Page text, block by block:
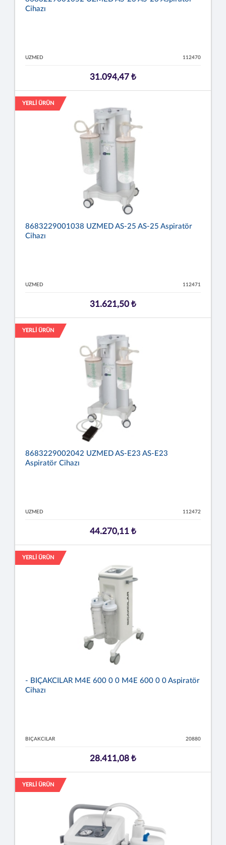
Cihazı
UZMED 112470
31.094,47 ₺
YERLİ ÜRÜN
8683229001038 UZMED AS-25 AS-25 Aspiratör
Cihazı
UZMED 112471
31.621,50 ₺
YERLİ ÜRÜN
8683229002042 UZMED AS-E23 AS-E23
Aspiratör Cihazı
UZMED 112472
44.270,11 ₺
YERLİ ÜRÜN
- BIÇAKCILAR M4E 600 0 0 M4E 600 0 0 Aspiratör
Cihazı
BIÇAKCILAR 20880
28.411,08 ₺
YERLİ ÜRÜN